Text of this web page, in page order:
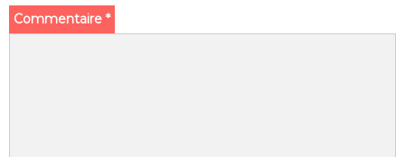
Commentaire *